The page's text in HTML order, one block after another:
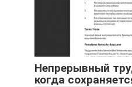
Непрерывный
когда